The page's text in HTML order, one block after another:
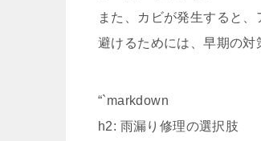
また、カビが発生すると
避けるためには、早期の対
“`markdown
h2: 雨漏り修理の選択肢